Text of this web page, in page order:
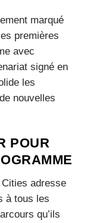
marqué
premières
avec
signé en
les
nouvelles
POUR
Cities adresse
à tous les
qu’ils